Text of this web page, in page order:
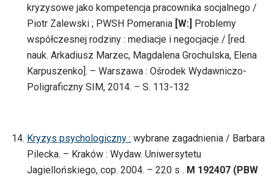
kryzysowe jako kompetencja pracownika socjalnego /
Piotr Zalewski ; PWSH Pomerania [W:] Problemy
współczesnej rodziny : mediacje i negocjacje / [red.
nauk. Arkadiusz Marzec, Magdalena Grochulska, Elena
Karpuszenko]. – Warszawa : Ośrodek Wydawniczo-
Poligraficzny SIM, 2014. – S. 113-132
Kryzys psychologiczny : wybrane zagadnienia / Barbara
Pilecka. – Kraków : Wydaw. Uniwersytetu
Jagiellońskiego, cop. 2004. – 220 s . M 192407 (PBW